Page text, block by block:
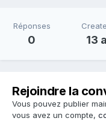
Réponses
0 13 a
Rejoindre la
Vous pouvez publier
vous avez un compte,